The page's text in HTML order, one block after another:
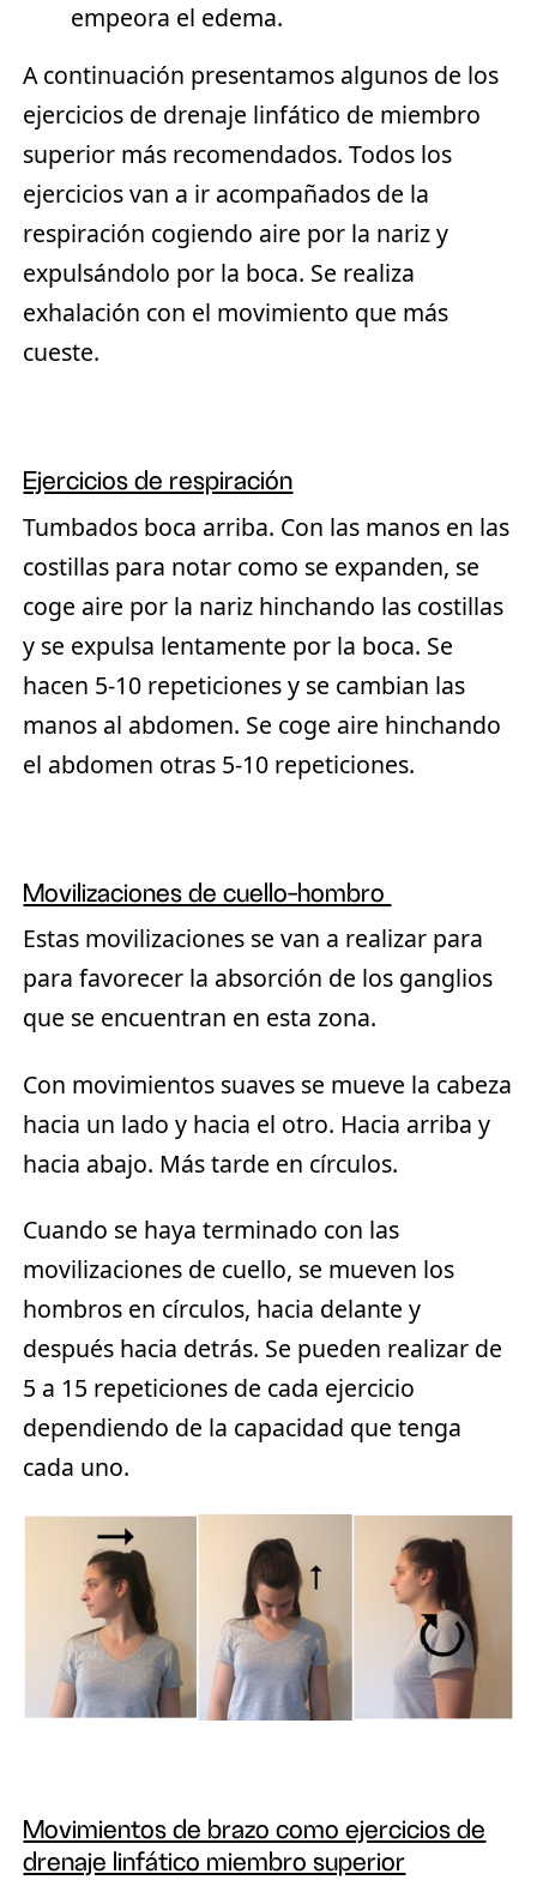
empeora el edema.
A continuación presentamos algunos de los
ejercicios de drenaje linfático de miembro
superior más recomendados. Todos los
ejercicios van a ir acompañados de la
respiración cogiendo aire por la nariz y
expulsándolo por la boca. Se realiza
exhalación con el movimiento que más
cueste.
Ejercicios de respiración
Tumbados boca arriba. Con las manos en las
costillas para notar como se expanden, se
coge aire por la nariz hinchando las costillas
y se expulsa lentamente por la boca. Se
hacen 5-10 repeticiones y se cambian las
manos al abdomen. Se coge aire hinchando
el abdomen otras 5-10 repeticiones.
Movilizaciones de cuello-hombro
Estas movilizaciones se van a realizar para
para favorecer la absorción de los ganglios
que se encuentran en esta zona.
Con movimientos suaves se mueve la cabeza
hacia un lado y hacia el otro. Hacia arriba y
hacia abajo. Más tarde en círculos.
Cuando se haya terminado con las
movilizaciones de cuello, se mueven los
hombros en círculos, hacia delante y
después hacia detrás. Se pueden realizar de
5 a 15 repeticiones de cada ejercicio
dependiendo de la capacidad que tenga
cada uno.
Movimientos de brazo como ejercicios de
drenaje linfático miembro superior